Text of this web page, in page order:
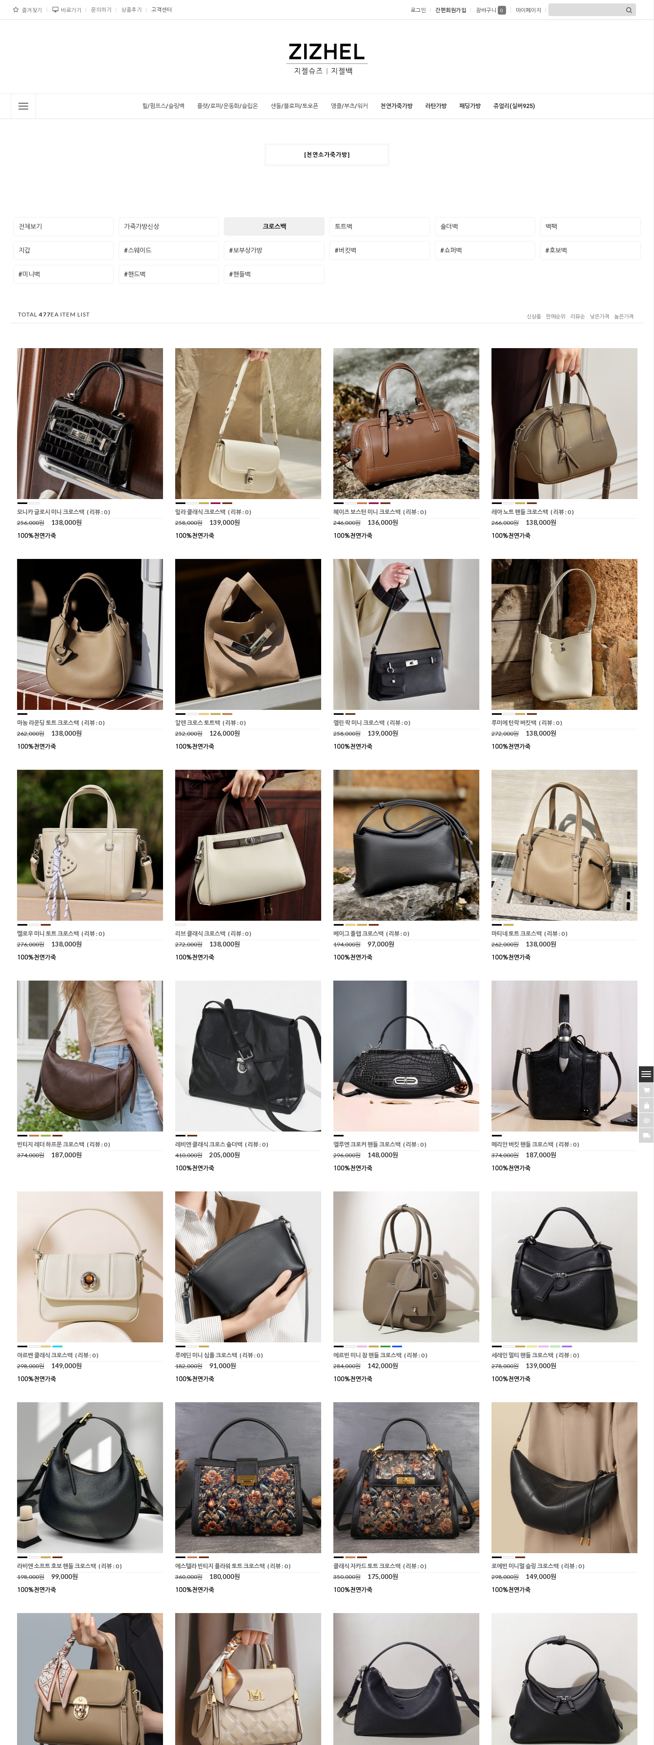
즐겨찾기 바로가기 문의하기 상품후기 고객센터 로그인 간편회원가입 장바구니 0 마이페이지
힐/펌프스/슬링백 플랫/로퍼/운동화/슬립온 샌들/블로퍼/토오픈 앵클/부츠/워커 천연가죽가방 라탄가방 패딩가방 쥬얼리(실버925)
[천연소가죽가방]
전체보기 가죽가방신상 크로스백 토트백 숄더백 백팩
지갑 #스웨이드 #보부상가방 #버킷백 #쇼퍼백 #호보백
#미니백 #핸드백 #핸들백
TOTAL 477EA ITEM LIST 신상품 판매순위 리뷰순 낮은가격 높은가격
모니카 글로시 미니 크로스백 ( 리뷰 : 0 )
256,000원
138,000원
밀라 클래식 크로스백 ( 리뷰 : 0 )
258,000원
139,000원
헤이즈 보스턴 미니 크로스백 ( 리뷰 : 0 )
246,000원
136,000원
레아 노트 핸들 크로스백 ( 리뷰 : 0 )
266,000원
138,000원
마농 라운딩 토트 크로스백 ( 리뷰 : 0 )
262,000원
138,000원
알렌 크로스 토트백 ( 리뷰 : 0 )
252,000원
126,000원
엘린 락 미니 크로스백 ( 리뷰 : 0 )
258,000원
139,000원
루미에 턴락 버킷백 ( 리뷰 : 0 )
272,000원
138,000원
멜로우 미니 토트 크로스백 ( 리뷰 : 0 )
276,000원
138,000원
리브 클래식 크로스백 ( 리뷰 : 0 )
272,000원
138,000원
베이그 플랩 크로스백 ( 리뷰 : 0 )
194,000원
97,000원
마티네 토트 크로스백 ( 리뷰 : 0 )
262,000원
138,000원
빈티지 레더 하프문 크로스백 ( 리뷰 : 0 )
374,000원
187,000원
레비엔 클래식 크로스 숄더백 ( 리뷰 : 0 )
410,000원
205,000원
엘루엔 크로커 핸들 크로스백 ( 리뷰 : 0 )
296,000원
148,000원
메리안 버킷 핸들 크로스백 ( 리뷰 : 0 )
374,000원
187,000원
아르벤 클래식 크로스백 ( 리뷰 : 0 )
298,000원
149,000원
루에딘 미니 심플 크로스백 ( 리뷰 : 0 )
182,000원
91,000원
에르빈 미니 참 핸들 크로스백 ( 리뷰 : 0 )
284,000원
142,000원
세레인 멀티 핸들 크로스백 ( 리뷰 : 0 )
278,000원
139,000원
라비엔 소프트 호보 핸들 크로스백 ( 리뷰 : 0 )
198,000원
99,000원
에스텔라 빈티지 플라워 토트 크로스백 ( 리뷰 : 0 )
360,000원
180,000원
클래식 자카드 토트 크로스백 ( 리뷰 : 0 )
350,000원
175,000원
로에빈 미니멀 슬링 크로스백 ( 리뷰 : 0 )
298,000원
149,000원